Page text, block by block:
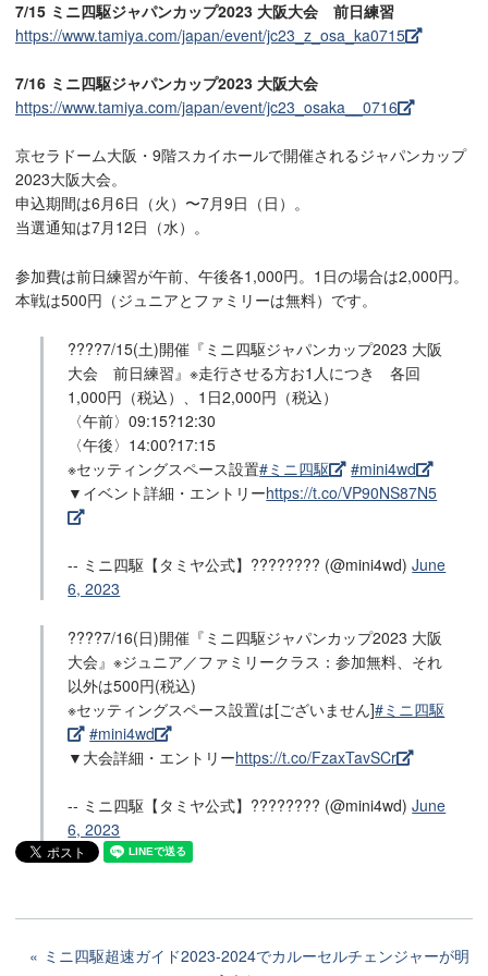
7/15 ミニ四駆ジャパンカップ2023 大阪大会 前日練習
https://www.tamiya.com/japan/event/jc23_z_osa_ka0715
7/16 ミニ四駆ジャパンカップ2023 大阪大会
https://www.tamiya.com/japan/event/jc23_osaka__0716
京セラドーム大阪・9階スカイホールで開催されるジャパンカップ
2023大阪大会。
申込期間は6月6日（火）〜7月9日（日）。
当選通知は7月12日（水）。
参加費は前日練習が午前、午後各1,000円。1日の場合は2,000円。
本戦は500円（ジュニアとファミリーは無料）です。
????7/15(土)開催『ミニ四駆ジャパンカップ2023 大阪
大会 前日練習』※走行させる方お1人につき 各回
1,000円（税込）、1日2,000円（税込）
〈午前〉09:15?12:30
〈午後〉14:00?17:15
※セッティングスペース設置#ミニ四駆
#mini4wd
▼イベント詳細・エントリーhttps://t.co/VP90NS87N5
-- ミニ四駆【タミヤ公式】???????? (@mini4wd)June
6, 2023
????7/16(日)開催『ミニ四駆ジャパンカップ2023 大阪
大会』※ジュニア／ファミリークラス：参加無料、それ
以外は500円(税込)
※セッティングスペース設置は[ございません]#ミニ四駆
#mini4wd
▼大会詳細・エントリーhttps://t.co/FzaxTavSCr
-- ミニ四駆【タミヤ公式】???????? (@mini4wd)June
6, 2023
ミニ四駆超速ガイド2023-2024でカルーセルチェンジャーが明